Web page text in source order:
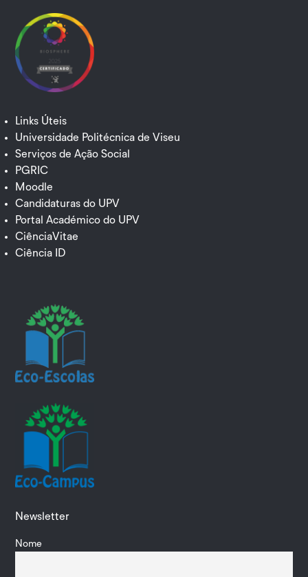
Links Úteis
Universidade Politécnica de Viseu
Serviços de Ação Social
PGRIC
Moodle
Candidaturas do UPV
Portal Académico do UPV
CiênciaVitae
Ciência ID
Newsletter
Nome